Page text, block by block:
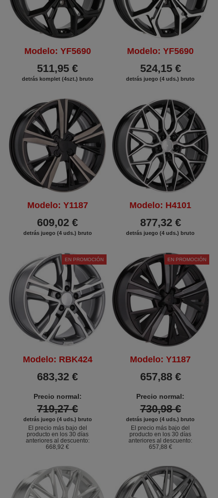
Modelo: YF5690
511,95 €
detrás komplet (4szt.) bruto
Modelo: YF5690
524,15 €
detrás juego (4 uds.) bruto
Modelo: Y1187
609,02 €
detrás juego (4 uds.) bruto
Modelo: H4101
877,32 €
detrás juego (4 uds.) bruto
EN PROMOCIÓN
Modelo: RBK424
Precio normal:
719,27 €
683,32 €
detrás juego (4 uds.) bruto
El precio más bajo del
producto en los 30 días
anteriores al descuento:
668,92 €
EN PROMOCIÓN
Modelo: Y1187
Precio normal:
730,98 €
657,88 €
detrás juego (4 uds.) bruto
El precio más bajo del
producto en los 30 días
anteriores al descuento:
657,88 €